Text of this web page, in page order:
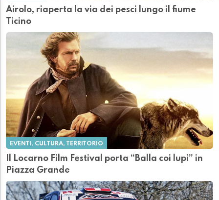
Airolo, riaperta la via dei pesci lungo il fiume
Ticino
EVENTI, CULTURA, TERRITORIO
Il Locarno Film Festival porta “Balla coi lupi” in
Piazza Grande